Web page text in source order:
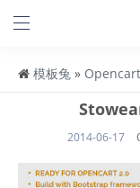
模板兔 »
2014-06-17